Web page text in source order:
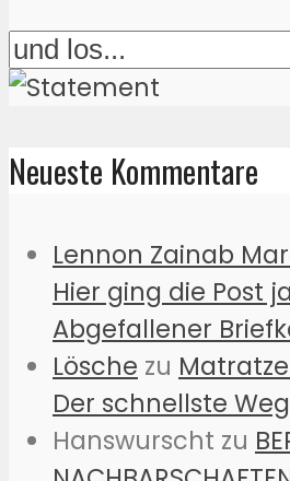
Neueste Kommentare
Lennon Zainab
Hier ging die Post
Abgefallener
Lösche zu
Der schnellste Weg
Hanswurscht zu